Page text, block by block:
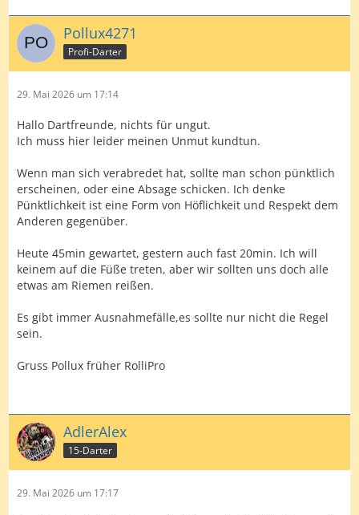
Pollux4271
Profi-Darter
29. Mai 2026 um 17:14
Hallo Dartfreunde, nichts für ungut.
Ich muss hier leider meinen Unmut kundtun.
Wenn man sich verabredet hat, sollte man schon pünktlich
erscheinen, oder eine Absage schicken. Ich denke
Pünktlichkeit ist eine Form von Höflichkeit und Respekt dem
Anderen gegenüber.
Heute 45min gewartet, gestern auch fast 20min. Ich will
keinem auf die Füße treten, aber wir sollten uns doch alle
etwas am Riemen reißen.
Es gibt immer Ausnahmefälle,es sollte nur nicht die Regel
sein.
Gruss Pollux früher RolliPro
AdlerAlex
15-Darter
29. Mai 2026 um 17:17